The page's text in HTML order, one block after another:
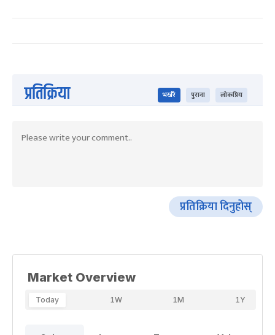
प्रतिक्रिया भर्खरै पुराना लोकप्रिय
प्रतिक्रिया दिनुहोस्